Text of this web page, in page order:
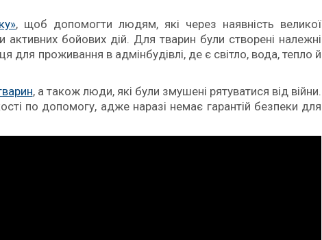
, щоб допомогти людям, які через наявність великої
бойових дій. Для тварин були створені належні
для проживання в адмінбудівлі, де є світло, вода, тепло й
, а також люди, які були змушені рятуватися від війни.
по допомогу, адже наразі немає гарантій безпеки для